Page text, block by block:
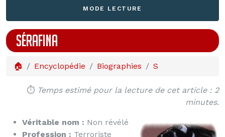
MODE LECTURE
SÉRAFINA
🏠 Encyclopédie Biographies S
⏱️ Temps estimé pour la lecture de cet article : 2
minutes.
Véritable nom : Non révélé
Profession : Terroriste